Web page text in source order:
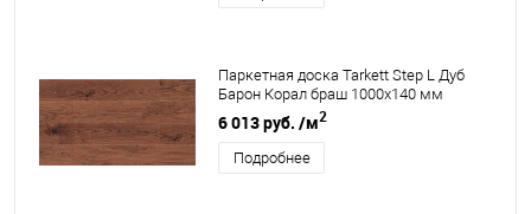
Паркетная доска Tarkett Step L Дуб
Барон Корал браш 1000х140 мм
6 013 руб. /м2
Подробнее